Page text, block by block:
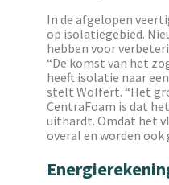
In de afgelopen
op isolatiegebied.
hebben voor
“De komst van het
heeft isolatie naar
stelt Wolfert. “Het
CentraFoam is dat
uithardt. Omdat het
overal en worden ook